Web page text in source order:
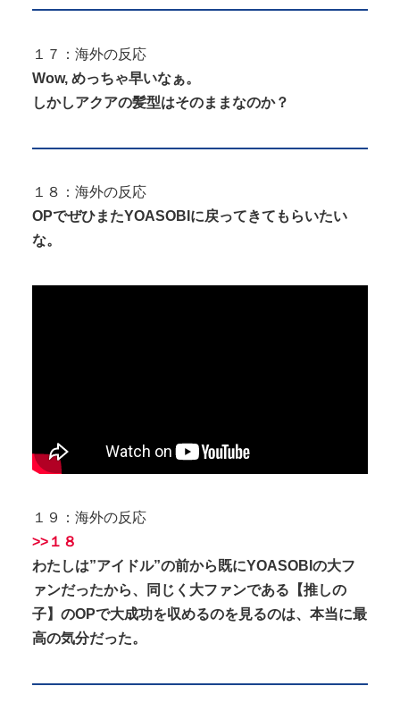
１７：海外の反応
Wow, めっちゃ早いなぁ。
しかしアクアの髪型はそのままなのか？
１８：海外の反応
OPでぜひまたYOASOBIに戻ってきてもらいたい
な。
１９：海外の反応
>>１８
わたしは”アイドル”の前から既にYOASOBIの大フ
ァンだったから、同じく大ファンである【推しの
子】のOPで大成功を収めるのを見るのは、本当に最
高の気分だった。